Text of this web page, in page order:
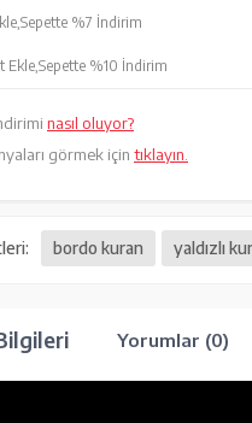
Sepette %7 İndirim
Ekle, Sepette %10 İndirim
nasıl oluyor?
görmek için tıklayın.
bordo kuran yaldızlı
Yorumlar (0)